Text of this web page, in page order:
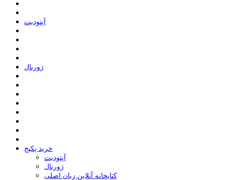
ﺁﭘﺘﻮﺩﯾﺖ
ﮊﻭﺭﻧﺎﻝ
خرید پکیج
ﺁﭘﺘﻮﺩﯾﺖ
ﮊﻭﺭﻧﺎﻝ
کتابخانه آنلاین زبان اصلی